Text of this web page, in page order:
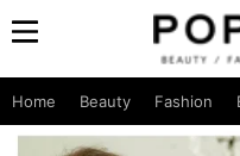
Home Beauty Fashion